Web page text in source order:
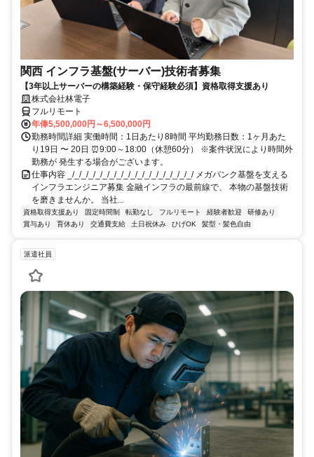
関西 インフラ基盤(サーバー)技術者募集
【3年以上サーバーの構築経験・保守経験必須】資格取得支援あり
株式会社林電子
フルリモート
年俸5,500,000円～6,500,000円
勤務時間詳細 実働時間：1日あたり8時間 平均勤務日数：1ヶ月あた
り19日 〜 20日 ⏰9:00～18:00（休憩60分） ※案件状況により時間外
勤務が 発生する場合がございます。
仕事内容 _/_/_/_/_/_/_/_/_/_/_/_/_/_/_/_/_/_/ メガバンク基盤を支える
インフラエンジニア募集 金融インフラの最前線で、 本物の基盤技術
を磨きませんか。 当社...
資格取得支援あり 固定時間制 転勤なし フルリモート 経験者歓迎
研修あり
賞与あり
育休あり 交通費支給 土日祝休み ひげOK 髪型・髪色自由
派遣社員